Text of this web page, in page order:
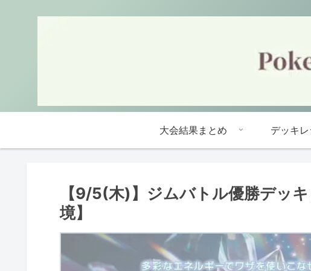
大会結果まとめ デッキ
【9/5(木)】ジムバトル優勝デッ
境】